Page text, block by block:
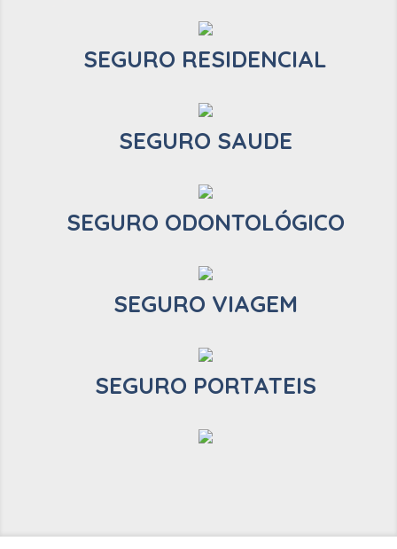
SEGURO RESIDENCIAL
SEGURO SAUDE
SEGURO ODONTOLÓGICO
SEGURO VIAGEM
SEGURO PORTATEIS